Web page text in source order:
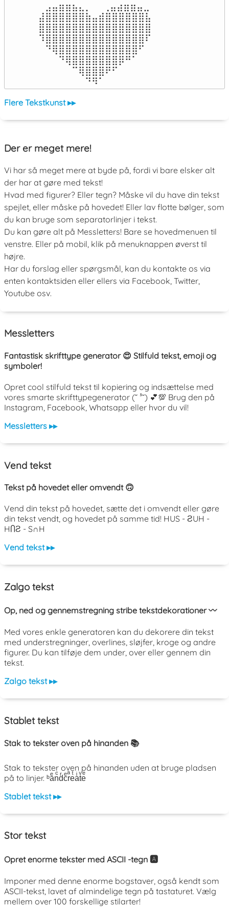
⠀⣠⣤⣶⣶⣦⣄⡀  ⠀⢀⣤⣴⣶⣶⣤⣀⠀
⣼⣿⣿⣿⣿⣿⣿⣷⣤⣾⣿⣿⣿⣿⣿⣿⣧
⣿⣿⣿⣿⣿⣿⣿⣿⣿⣿⣿⣿⣿⣿⣿⣿⣿
⠹⣿⣿⣿⣿⣿⣿⣿⣿⣿⣿⣿⣿⣿⣿⣿⠏
⠀⠙⢿⣿⣿⣿⣿⣿⣿⣿⣿⣿⣿⣿⣿⠋⠀
⠀⠀⠀⠙⢿⣿⣿⣿⣿⣿⣿⣿⡿⠛⠁⠀⠀
⠀⠀⠀⠀⠀⠉⢿⣿⣿⣿⠟⠋⠀⠀⠀⠀⠀
⠀⠀⠀⠀⠀⠀⠀⠙⠻⠁⠀⠀⠀⠀⠀⠀⠀⠀⠀⠀⠀⠀⠀
Flere Tekstkunst ▸▸
Der er meget mere!
Vi har så meget mere at byde på, fordi vi bare elsker alt
der har at gøre med tekst!
Hvad med figurer? Eller tegn? Måske vil du have din tekst
spejlet, eller måske på hovedet! Eller lav flotte bølger, som
du kan bruge som separatorlinjer i tekst.
Du kan gøre alt på Messletters! Bare se hovedmenuen til
venstre. Eller på mobil, klik på menuknappen øverst til
højre.
Har du forslag eller spørgsmål, kan du kontakte os via
enten kontaktsiden eller ellers via Facebook, Twitter,
Youtube osv.
Messletters
Fantastisk skrifttype generator 😍 Stilfuld tekst, emoji og
symboler!
Opret cool stilfuld tekst til kopiering og indsættelse med
vores smarte skrifttypegenerator (˘ ³˘) 💕💯 Brug den på
Instagram, Facebook, Whatsapp eller hvor du vil!
Messletters ▸▸
Vend tekst
Tekst på hovedet eller omvendt 🙃
Vend din tekst på hovedet, sætte det i omvendt eller gøre
din tekst vendt, og hovedet på samme tid! HUS - ƧUH -
HႶƧ - S∩H
Vend tekst ▸▸
Zalgo tekst
Op, ned og gennemstregning stribe tekstdekorationer 〰️
Med vores enkle generatoren kan du dekorere din tekst
med understregninger, overlines, sløjfer, kroge og andre
figurer. Du kan tilføje dem under, over eller gennem din
tekst.
Zalgo tekst ▸▸
Stablet tekst
Stak to tekster oven på hinanden 📚
Stak to tekster oven på hinanden uden at bruge pladsen
på to linjer. ᵇaͤnͨdͬcͤrͣeͭaͥtͮeͤ
Stablet tekst ▸▸
Stor tekst
Opret enorme tekster med ASCII -tegn 🅰️
Imponer med denne enorme bogstaver, også kendt som
ASCII-tekst, lavet af almindelige tegn på tastaturet. Vælg
mellem over 100 forskellige stilarter!